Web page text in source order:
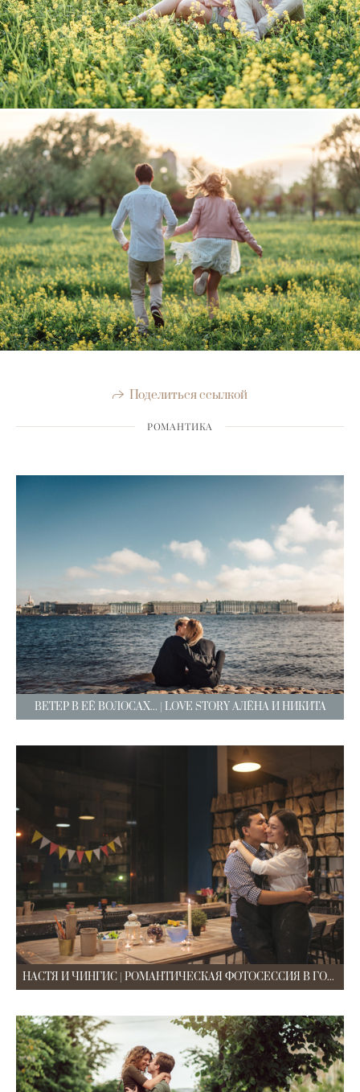
Поделиться ссылкой
РОМАНТИКА
ВЕТЕР В ЕЁ ВОЛОСАХ... | LOVE STORY АЛЁНА И НИКИТА
НАСТЯ И ЧИНГИС | РОМАНТИЧЕСКАЯ ФОТОСЕССИЯ В ГОНЧАРНОЙ МАСТЕРСКОЙ